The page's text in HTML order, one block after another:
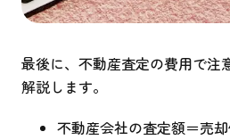
最後に、不動産査定の費用で注
解説します。
不動産会社の査定額＝売